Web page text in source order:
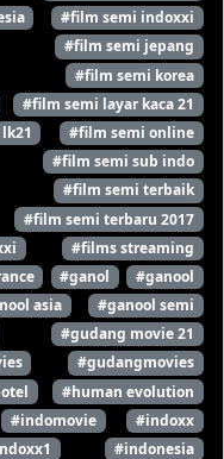
#film semi indoxxi
#film semi jepang
#film semi korea
#film semi layar kaca 21
#film semi online
#film semi sub indo
#film semi terbaik
#film semi terbaru 2017
#films streaming
#ganol
#ganool
asia
#ganool semi
#gudang movie 21
#gudangmovies
#human evolution
#indomovie
#indoxx
#indonesia